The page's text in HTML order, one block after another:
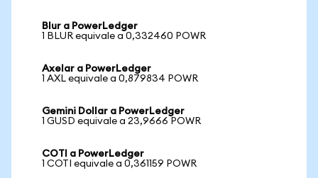
Blur a PowerLedger
1 BLUR equivale a 0,332460 POWR
Axelar a PowerLedger
1 AXL equivale a 0,879834 POWR
Gemini Dollar a PowerLedger
1 GUSD equivale a 23,9666 POWR
COTI a PowerLedger
1 COTI equivale a 0,361159 POWR